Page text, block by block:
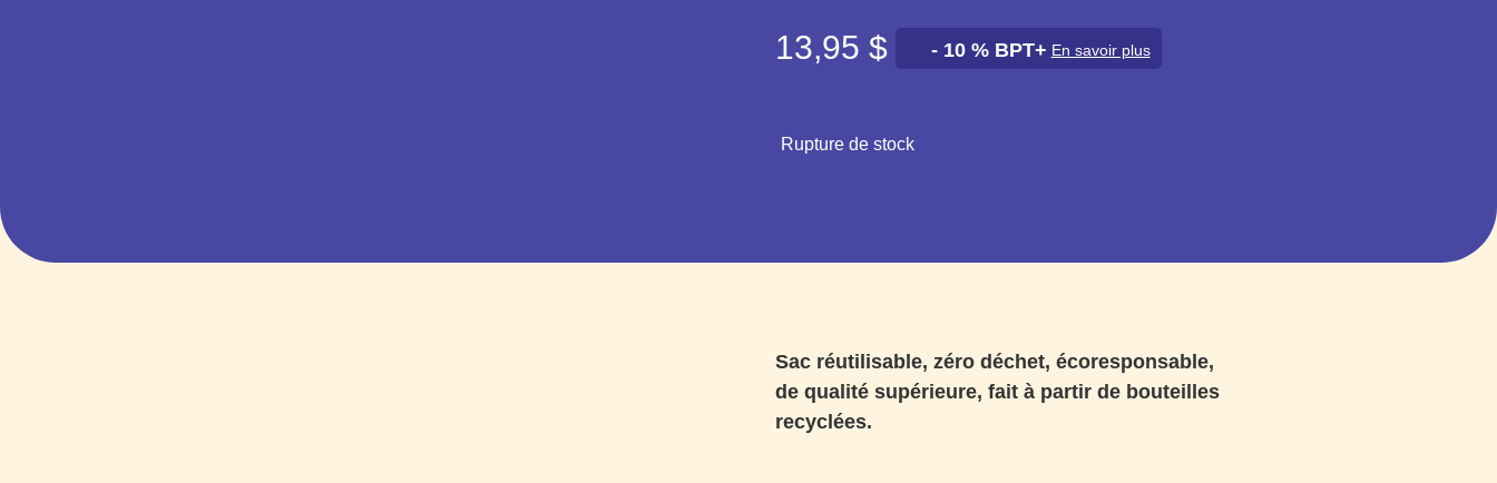
13,95 $ - 10 % BPT+ En savoir plus
Rupture de stock
Sac réutilisable, zéro déchet, écoresponsable,
de qualité supérieure, fait à partir de bouteilles
recyclées.